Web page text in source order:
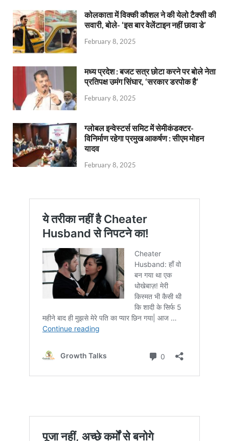
कोलकाता में विक्की कौशल ने की येलो टैक्सी की
सवारी, बोले- ‘इस बार वेलेंटाइन नहीं छावा डे’
February 8, 2025
मध्य प्रदेश : बजट सत्र छोटा करने पर बोले नेता
प्रतिपक्ष उमंग सिंघार, ‘सरकार डरपोक है’
February 8, 2025
ग्लोबल इन्वेस्टर्स समिट में सेमीकंडक्टर-
विनिर्माण रहेगा प्रमुख आकर्षण : सीएम मोहन
यादव
February 8, 2025